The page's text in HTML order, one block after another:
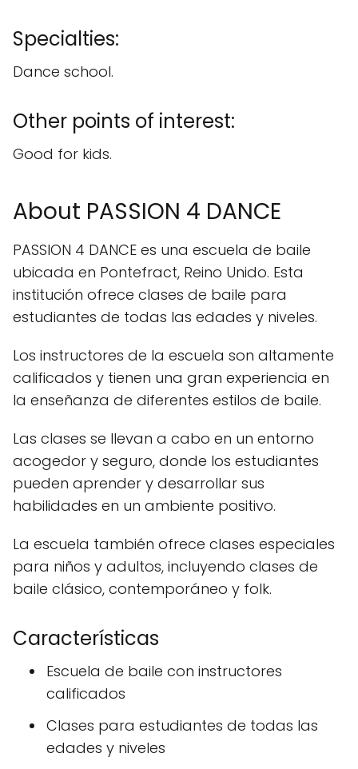
Specialties:
Dance school.
Other points of interest:
Good for kids.
About PASSION 4 DANCE
PASSION 4 DANCE es una escuela de baile
ubicada en Pontefract, Reino Unido. Esta
institución ofrece clases de baile para
estudiantes de todas las edades y niveles.
Los instructores de la escuela son altamente
calificados y tienen una gran experiencia en
la enseñanza de diferentes estilos de baile.
Las clases se llevan a cabo en un entorno
acogedor y seguro, donde los estudiantes
pueden aprender y desarrollar sus
habilidades en un ambiente positivo.
La escuela también ofrece clases especiales
para niños y adultos, incluyendo clases de
baile clásico, contemporáneo y folk.
Características
Escuela de baile con instructores
calificados
Clases para estudiantes de todas las
edades y niveles